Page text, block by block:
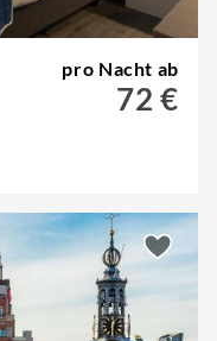
pro Nacht ab
72 €